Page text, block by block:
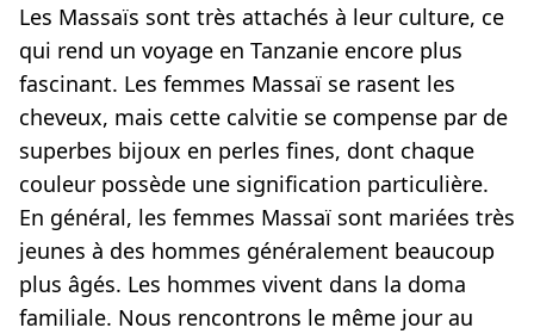
Les Massaïs sont très attachés à leur culture, ce
qui rend un voyage en Tanzanie encore plus
fascinant. Les femmes Massaï se rasent les
cheveux, mais cette calvitie se compense par de
superbes bijoux en perles fines, dont chaque
couleur possède une signification particulière.
En général, les femmes Massaï sont mariées très
jeunes à des hommes généralement beaucoup
plus âgés. Les hommes vivent dans la doma
familiale. Nous rencontrons le même jour au